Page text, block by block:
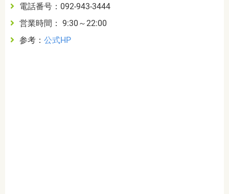
電話番号：092-943-3444
営業時間： 9:30～22:00
参考： 公式HP